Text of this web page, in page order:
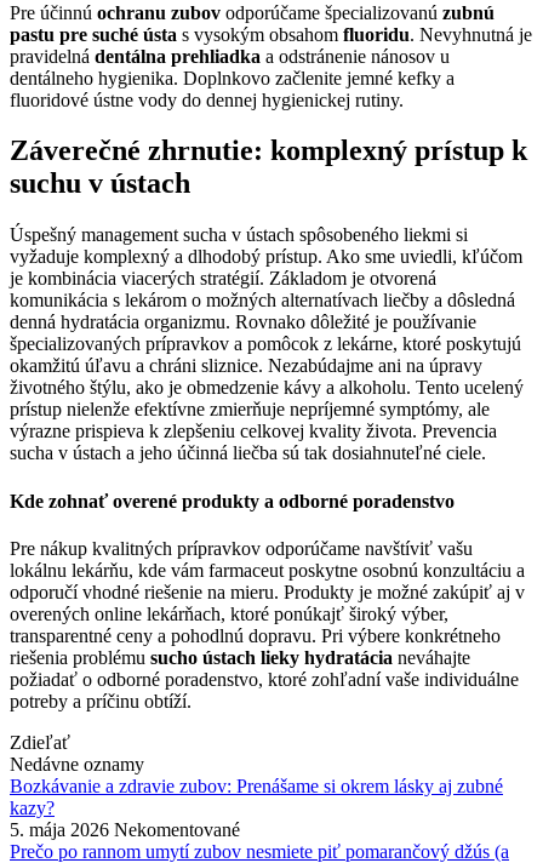
Pre účinnú ochranu zubov odporúčame špecializovanú zubnú
pastu pre suché ústa s vysokým obsahom fluoridu. Nevyhnutná je
pravidelná dentálna prehliadka a odstránenie nánosov u
dentálneho hygienika. Doplnkovo začlenite jemné kefky a
fluoridové ústne vody do dennej hygienickej rutiny.
Záverečné zhrnutie: komplexný prístup k
suchu v ústach
Úspešný management sucha v ústach spôsobeného liekmi si
vyžaduje komplexný a dlhodobý prístup. Ako sme uviedli, kľúčom
je kombinácia viacerých stratégií. Základom je otvorená
komunikácia s lekárom o možných alternatívach liečby a dôsledná
denná hydratácia organizmu. Rovnako dôležité je používanie
špecializovaných prípravkov a pomôcok z lekárne, ktoré poskytujú
okamžitú úľavu a chráni sliznice. Nezabúdajme ani na úpravy
životného štýlu, ako je obmedzenie kávy a alkoholu. Tento ucelený
prístup nielenže efektívne zmierňuje nepríjemné symptómy, ale
výrazne prispieva k zlepšeniu celkovej kvality života. Prevencia
sucha v ústach a jeho účinná liečba sú tak dosiahnuteľné ciele.
Kde zohnať overené produkty a odborné poradenstvo
Pre nákup kvalitných prípravkov odporúčame navštíviť vašu
lokálnu lekárňu, kde vám farmaceut poskytne osobnú konzultáciu a
odporučí vhodné riešenie na mieru. Produkty je možné zakúpiť aj v
overených online lekárňach, ktoré ponúkajť široký výber,
transparentné ceny a pohodlnú dopravu. Pri výbere konkrétneho
riešenia problému sucho ústach lieky hydratácia neváhajte
požiadať o odborné poradenstvo, ktoré zohľadní vaše individuálne
potreby a príčinu obtíží.
Zdieľať
Nedávne oznamy
Bozkávanie a zdravie zubov: Prenášame si okrem lásky aj zubné
kazy?
5. mája 2026 Nekomentované
Prečo po rannom umytí zubov nesmiete piť pomarančový džús (a